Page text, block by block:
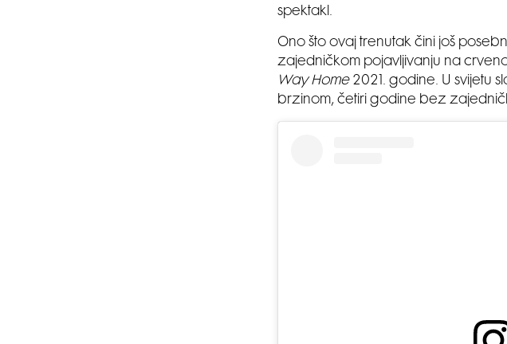
spektakl.
Ono što ovaj trenutak čini još
zajedničkom pojavljivanju na
Way Home2021. godine. U svijetu
brzinom, četiri godine bez